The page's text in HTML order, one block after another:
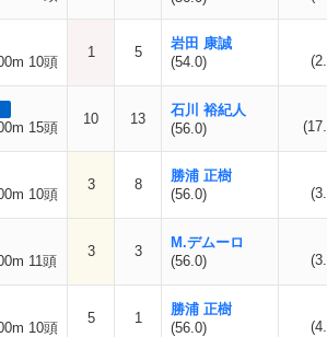
10頭
1 5
岩田 康誠
(54.0)
15頭
10 13
石川 裕紀人
(56.0)
10頭
3 8
勝浦 正樹
(56.0)
11頭
3 3
M.デムーロ
(56.0)
10頭
5 1
勝浦 正樹
(56.0)